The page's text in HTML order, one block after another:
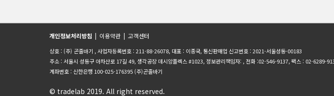
개인정보처리방침 | 이용약관 | 고객센터
상호 : (주) 곤줄바기 , 사업자등록번호 : 211-88-26078, 대표 : 이종국, 통신판매업 신고번호 : 2021-서울성동-00183
주소 : 서울시 성동구 아차산로 17길 49, 생각공장 데시앙플렉스 #1023, 정보관리책임자: , 전화 :02-546-9137, 팩스 : 02-
계좌번호 : 신한은행 100-025-176395 (주)곤줄바기
© tradelab 2019. All right reserved.